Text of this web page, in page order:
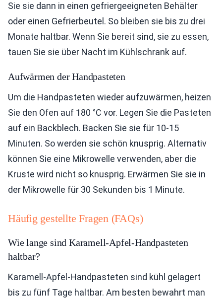
Sie sie dann in einen gefriergeeigneten Behälter
oder einen Gefrierbeutel. So bleiben sie bis zu drei
Monate haltbar. Wenn Sie bereit sind, sie zu essen,
tauen Sie sie über Nacht im Kühlschrank auf.
Aufwärmen der Handpasteten
Um die Handpasteten wieder aufzuwärmen, heizen
Sie den Ofen auf 180 °C vor. Legen Sie die Pasteten
auf ein Backblech. Backen Sie sie für 10-15
Minuten. So werden sie schön knusprig. Alternativ
können Sie eine Mikrowelle verwenden, aber die
Kruste wird nicht so knusprig. Erwärmen Sie sie in
der Mikrowelle für 30 Sekunden bis 1 Minute.
Häufig gestellte Fragen (FAQs)
Wie lange sind Karamell-Apfel-Handpasteten
haltbar?
Karamell-Apfel-Handpasteten sind kühl gelagert
bis zu fünf Tage haltbar. Am besten bewahrt man